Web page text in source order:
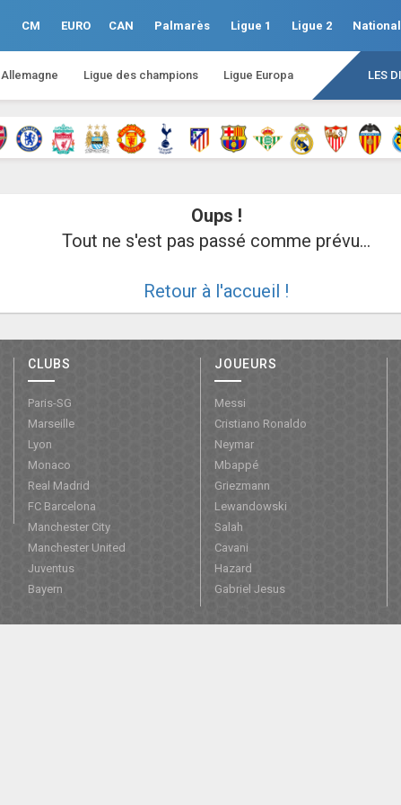
CM EURO CAN Palmarès Ligue 1 Ligue 2 National
Allemagne Ligue des champions Ligue Europa LES
Oups !
Tout ne s'est pas passé comme prévu...
Retour à l'accueil !
CLUBS
Paris-SG
Marseille
Lyon
Monaco
Real Madrid
FC Barcelona
Manchester City
Manchester United
Juventus
Bayern
JOUEURS
Messi
Cristiano Ronaldo
Neymar
Mbappé
Griezmann
Lewandowski
Salah
Cavani
Hazard
Gabriel Jesus